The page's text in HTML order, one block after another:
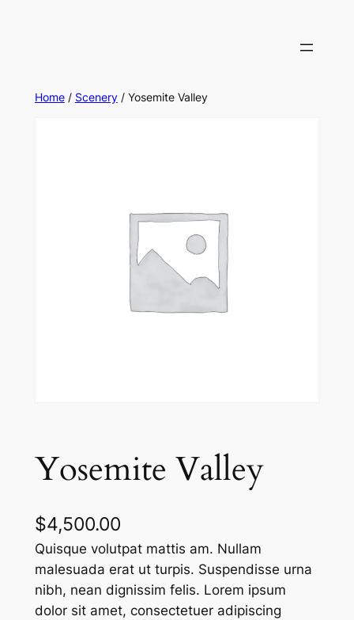
Home/ Scenery/ Yosemite Valley
Yosemite Valley
$4,500.00
Quisque volutpat mattis am. Nullam
malesuada erat ut turpis. Suspendisse urna
nibh, nean dignissim felis. Lorem ipsum
dolor sit amet, consectetuer adipiscing